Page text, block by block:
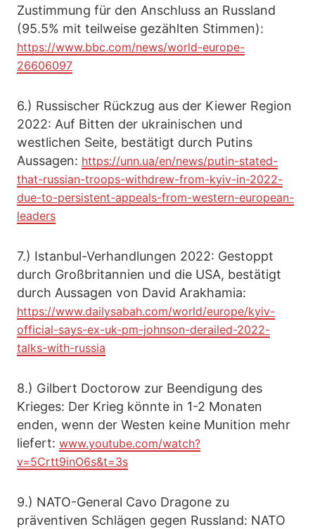
Zustimmung für den Anschluss an Russland
(95.5% mit teilweise gezählten Stimmen):
https://www.bbc.com/news/world-europe-
26606097
6.) Russischer Rückzug aus der Kiewer Region
2022: Auf Bitten der ukrainischen und
westlichen Seite, bestätigt durch Putins
Aussagen: https://unn.ua/en/news/putin-stated-
that-russian-troops-withdrew-from-kyiv-in-2022-
due-to-persistent-appeals-from-western-european-
leaders
7.) Istanbul-Verhandlungen 2022: Gestoppt
durch Großbritannien und die USA, bestätigt
durch Aussagen von David Arakhamia:
https://www.dailysabah.com/world/europe/kyiv-
official-says-ex-uk-pm-johnson-derailed-2022-
talks-with-russia
8.) Gilbert Doctorow zur Beendigung des
Krieges: Der Krieg könnte in 1-2 Monaten
enden, wenn der Westen keine Munition mehr
liefert: www.youtube.com/watch?
v=5Crtt9inO6s&t=3s
9.) NATO-General Cavo Dragone zu
präventiven Schlägen gegen Russland: NATO